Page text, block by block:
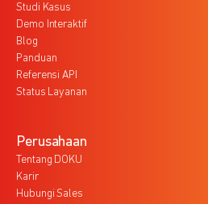
Studi Kasus
Demo Interaktif
Blog
Panduan
Referensi API
Status Layanan
Perusahaan
Tentang DOKU
Karir
Hubungi Sales